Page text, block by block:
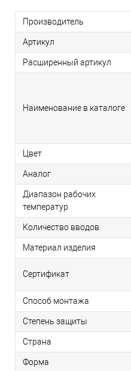
Производитель
Артикул
Расширенный артикул
Наименование в каталоге
Цвет
Аналог
Диапазон рабочих
температур
Количество вводов
Материал изделия
Сертификат
Способ монтажа
Степень защиты
Страна
Форма